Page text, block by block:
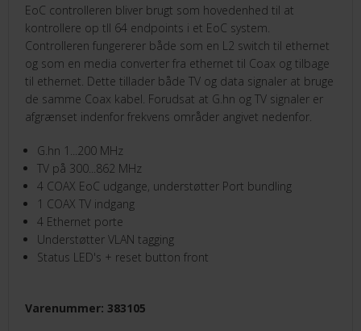
EoC controlleren bliver brugt som hovedenhed til at
kontrollere op tll 64 endpoints i et EoC system.
Controlleren fungererer både som en L2 switch til ethernet
og som en media converter fra ethernet til Coax og tilbage
til ethernet. Dette tillader både TV og data signaler at bruge
de samme Coax kabel. Forudsat at G.hn og TV signaler er
afgrænset indenfor frekvens områder angivet nedenfor.
G.hn 1...200 MHz
TV på 300...862 MHz
4 COAX EoC udgange, understøtter Port bundling
1 COAX TV indgang
4 Ethernet porte
Understøtter VLAN tagging
Status LED's + reset button front
Varenummer: 383105